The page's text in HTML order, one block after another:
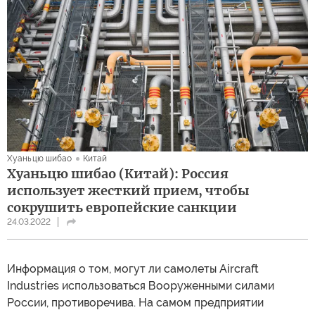
Хуаньцю шибао Китай
Хуаньцю шибао (Китай): Россия
использует жесткий прием, чтобы
сокрушить европейские санкции
24.03.2022
Информация о том, могут ли самолеты Aircraft
Industries использоваться Вооруженными силами
России, противоречива. На самом предприятии